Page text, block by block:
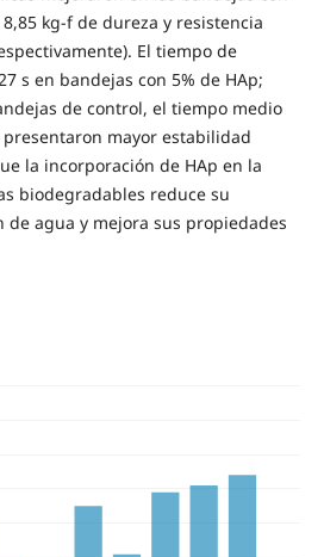
8,85 kg-f de dureza y resistencia
El tiempo de
s en bandejas con 5% de HAp;
de control, el tiempo medio
mayor estabilidad
la incorporación de HAp en la
biodegradables reduce su
de agua y mejora sus propiedades